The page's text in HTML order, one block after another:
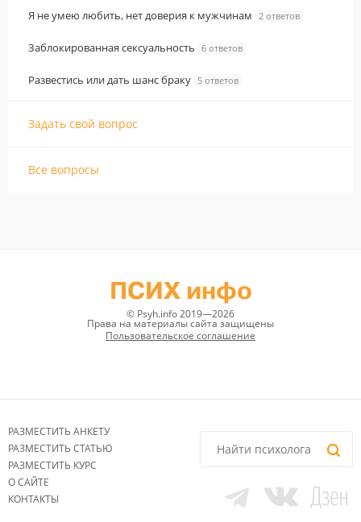
Я не умею любить, нет доверия к мужчинам 2 ответов
Заблокированная сексуальность 6 ответов
Развестись или дать шанс браку 5 ответов
Задать свой вопрос
Все вопросы
ПСИХ инфо
© Psyh.info 2019—2026
Права на материалы сайта защищены
Пользовательское соглашение
РАЗМЕСТИТЬ АНКЕТУ
РАЗМЕСТИТЬ СТАТЬЮ
РАЗМЕСТИТЬ КУРС
О САЙТЕ
КОНТАКТЫ